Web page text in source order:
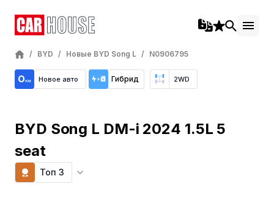
/ BYD / Новые BYD Song L / N0906795
Новое авто Гибрид 2WD
BYD Song L DM-i 2024 1.5L 5
seat
Топ 3